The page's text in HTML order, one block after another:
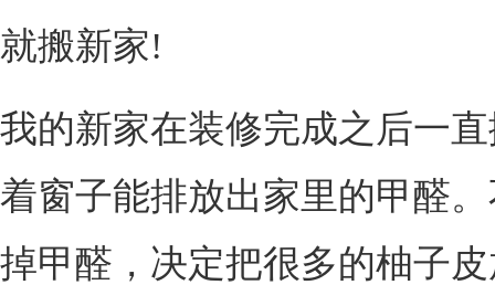
就搬新家!
我的新家在装修完成之后一
着窗子能排放出家里的甲醛
掉甲醛，决定把很多的柚子